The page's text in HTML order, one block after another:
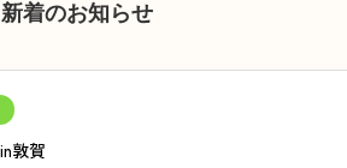
新着のお知らせ
敦賀